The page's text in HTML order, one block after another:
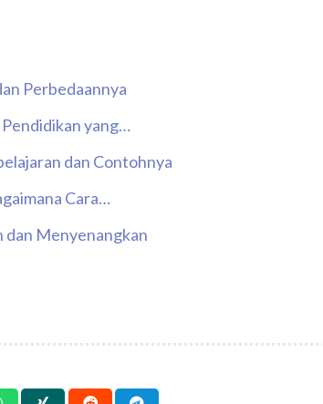
Perbedaannya
yang…
dan Contohnya
Cara…
dan Menyenangkan